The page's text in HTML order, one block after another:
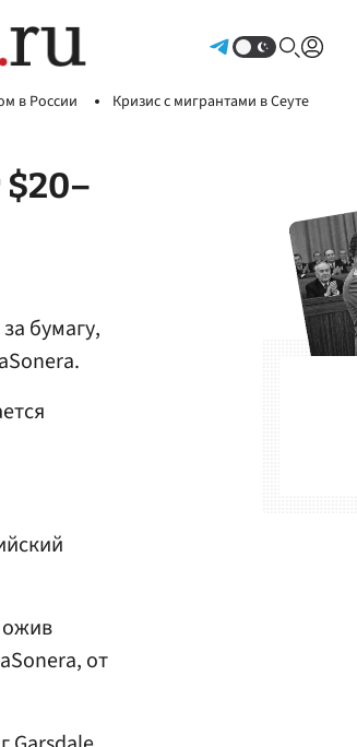
в России Кризис с мигрантами в Сеуте
бумагу,
от